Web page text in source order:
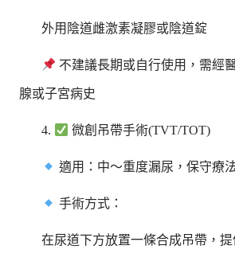
外用陰道雌激素凝膠或陰道錠
不建議長期或自行使用，需經
腺或子宮病史
4. 微創吊帶手術(TVT/TOT)
適用：中～重度漏尿，保守療
手術方式：
在尿道下方放置一條合成吊帶，